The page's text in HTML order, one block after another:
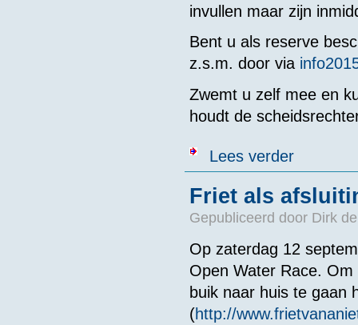
invullen maar zijn
Bent u als reserve
z.s.m. door via
Zwemt u zelf mee en
houdt de
Lees verderover
Friet als
Gepubliceerd door Dirk
Op zaterdag 12
Open Water Race.
buik naar huis te gaan
(http://